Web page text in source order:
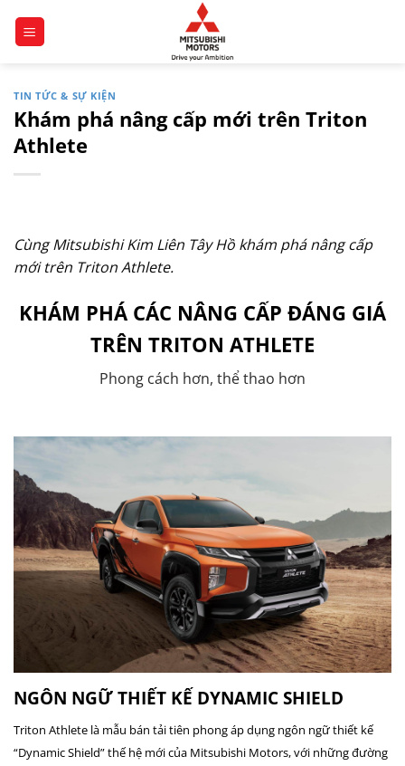
đến
TIN TỨC & SỰ KIỆN
Khám phá nâng cấp mới trên Triton
Athlete
Cùng Mitsubishi Kim Liên Tây Hồ khám phá nâng cấp
mới trên Triton Athlete.
KHÁM PHÁ CÁC NÂNG CẤP ĐÁNG GIÁ
TRÊN TRITON ATHLETE
Phong cách hơn, thể thao hơn
NGÔN NGỮ THIẾT KẾ DYNAMIC SHIELD
Triton Athlete là mẫu bán tải tiên phong áp dụng ngôn ngữ thiết kế
“Dynamic Shield” thế hệ mới của Mitsubishi Motors, với những đường